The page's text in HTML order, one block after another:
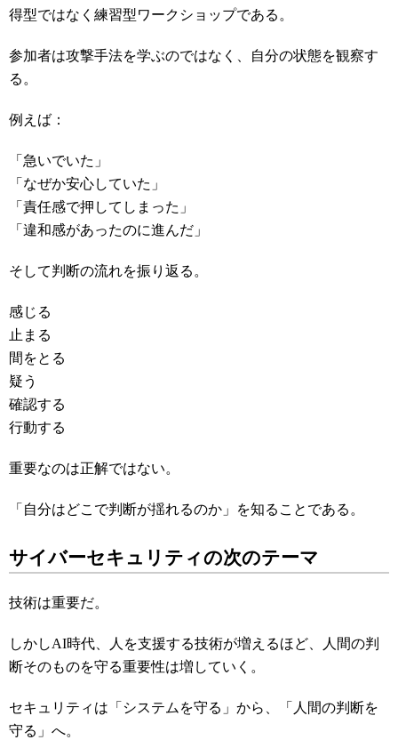
得型ではなく練習型ワークショップである。
参加者は攻撃手法を学ぶのではなく、自分の状態を観察す
る。
例えば：
「急いでいた」
「なぜか安心していた」
「責任感で押してしまった」
「違和感があったのに進んだ」
そして判断の流れを振り返る。
感じる
止まる
間をとる
疑う
確認する
行動する
重要なのは正解ではない。
「自分はどこで判断が揺れるのか」を知ることである。
サイバーセキュリティの次のテーマ
技術は重要だ。
しかしAI時代、人を支援する技術が増えるほど、人間の判
断そのものを守る重要性は増していく。
セキュリティは「システムを守る」から、「人間の判断を
守る」へ。